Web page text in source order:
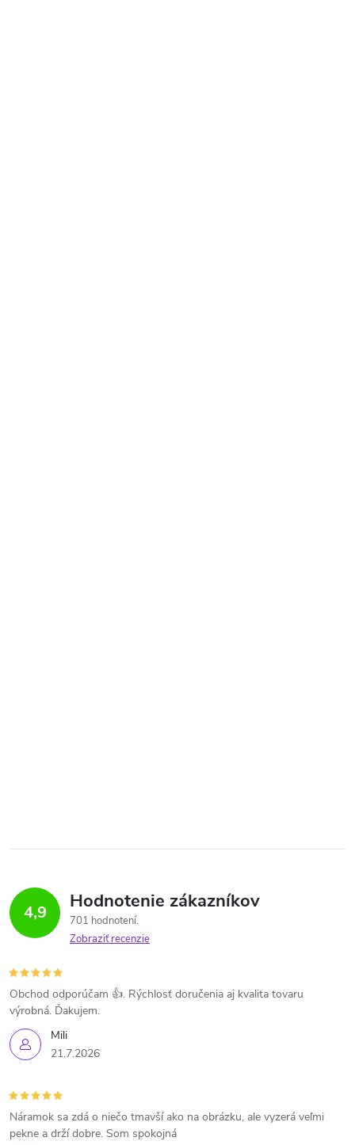
4,9 Hodnotenie zákazníkov
701 hodnotení
Zobraziť recenzie
Mili
21.7.2026
Obchod odporúčam 👍. Rýchlosť doručenia aj kvalita tovaru
výrobná. Ďakujem.
Náramok sa zdá o niečo tmavší ako na obrázku, ale vyzerá veľmi
pekne a drží dobre. Som spokojná